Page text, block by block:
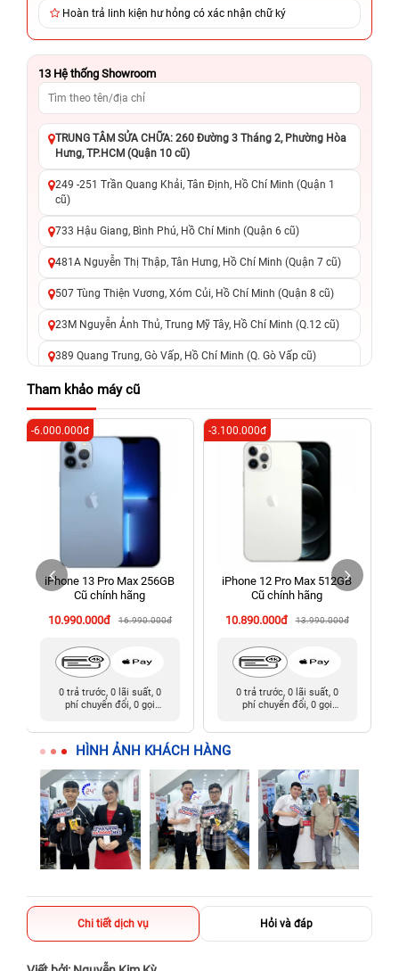
Hoàn trả linh kiện hư hỏng có xác nhận chữ ký
13 Hệ thống Showroom
TRUNG TÂM SỬA CHỮA: 260 Đường 3 Tháng 2, Phường Hòa
Hưng, TP.HCM (Quận 10 cũ)
249 -251 Trần Quang Khải, Tân Định, Hồ Chí Minh (Quận 1
cũ)
733 Hậu Giang, Bình Phú, Hồ Chí Minh (Quận 6 cũ)
481A Nguyễn Thị Thập, Tân Hưng, Hồ Chí Minh (Quận 7 cũ)
507 Tùng Thiện Vương, Xóm Củi, Hồ Chí Minh (Quận 8 cũ)
23M Nguyễn Ảnh Thủ, Trung Mỹ Tây, Hồ Chí Minh (Q.12 cũ)
389 Quang Trung, Gò Vấp, Hồ Chí Minh (Q. Gò Vấp cũ)
625 - 625A Âu Cơ, Tân Phú, Hồ Chí Minh (Quận Tân Phú cũ)
326 Lê Văn Việt, Tăng Nhơn Phú, Hồ Chí Minh (Q.9 TP. Thủ
Đức cũ)
256 Võ Văn Ngân, Thủ Đức, Hồ Chí Minh (Bình Thọ, TP. Thủ
70 Nguyễn An Ninh, Dĩ An, Hồ Chí Minh (Bình Dương Cũ)
24h Vũng Tàu: 162A Ba Cu, Vũng Tàu, Hồ Chí Minh (TP. Vũng
Tàu cũ)
198 Hoàng Văn Thụ, Tân Sơn Nhất, Hồ Chí Minh (Tân Bình
Tham khảo máy cũ
iPhone 13 Pro Max 256GB
Cũ chính hãng
10.990.000đ
16.990.000đ
-6.000.000đ
0 trả trước, 0 lãi suất, 0
phí chuyển đổi, 0 gọi
iPhone 12 Pro Max 512GB
Cũ chính hãng
10.890.000đ
13.990.000đ
-3.100.000đ
0 trả trước, 0 lãi suất, 0
phí chuyển đổi, 0 gọi
HÌNH ẢNH KHÁCH HÀNG
Chi tiết dịch vụ Hỏi và đáp